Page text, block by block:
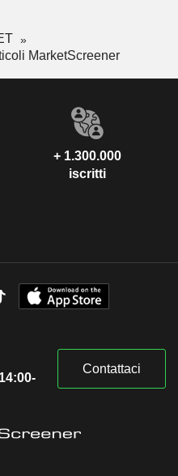
MarketScreener
+ 1.300.000
iscritti
Contattaci